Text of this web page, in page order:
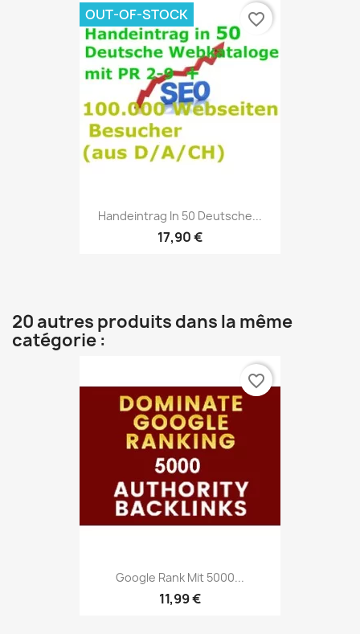
Handeintrag In 50 Deutsche...
17,90 €
OUT-OF-STOCK favorite_border
20 autres produits dans la même
catégorie :
Google Rank Mit 5000...
11,99 €
favorite_border